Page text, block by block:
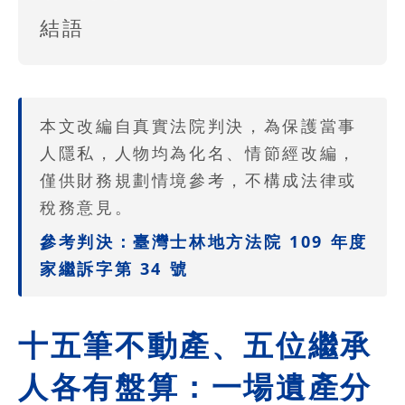
結語
本文改編自真實法院判決，為保護當事
人隱私，人物均為化名、情節經改編，
僅供財務規劃情境參考，不構成法律或
稅務意見。
參考判決：臺灣士林地方法院 109 年度
家繼訴字第 34 號
十五筆不動產、五位繼承
人各有盤算：一場遺產分